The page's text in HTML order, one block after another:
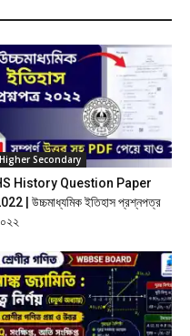
Higher Secondary
History Question Paper
| উচ্চমাধ্যমিক ইতিহাস প্রশ্নপত্র